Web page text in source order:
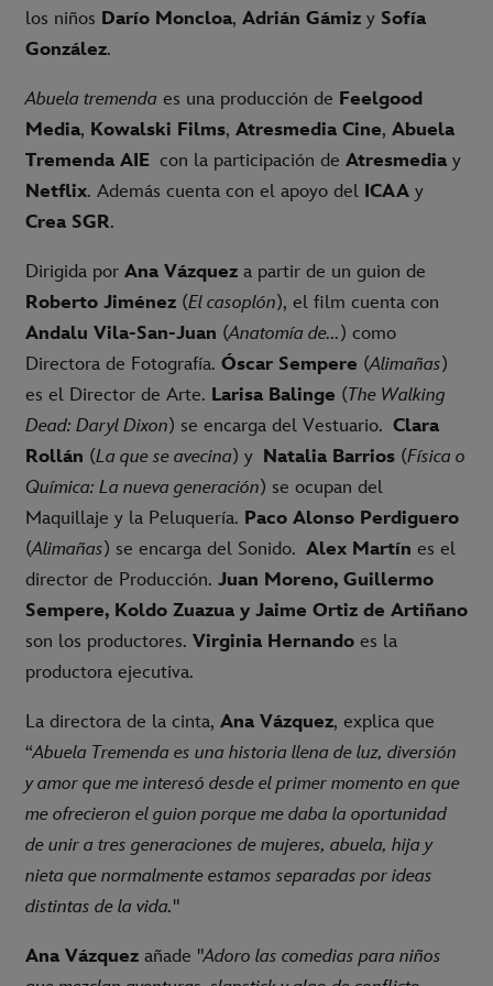
los niños Darío Moncloa, Adrián Gámiz y Sofía
González.
Abuela tremenda es una producción de Feelgood
Media, Kowalski Films, Atresmedia Cine, Abuela
Tremenda AIE con la participación de Atresmedia y
Netflix. Además cuenta con el apoyo del ICAA y
Crea SGR.
Dirigida por Ana Vázquez a partir de un guion de
Roberto Jiménez (El casoplón), el film cuenta con
Andalu Vila-San-Juan (Anatomía de...) como
Directora de Fotografía. Óscar Sempere (Alimañas)
es el Director de Arte. Larisa Balinge (The Walking
Dead: Daryl Dixon) se encarga del Vestuario. Clara
Rollán (La que se avecina) y Natalia Barrios (Física o
Química: La nueva generación) se ocupan del
Maquillaje y la Peluquería. Paco Alonso Perdiguero
(Alimañas) se encarga del Sonido. Alex Martín es el
director de Producción. Juan Moreno, Guillermo
Sempere, Koldo Zuazua y Jaime Ortiz de Artiñano
son los productores. Virginia Hernando es la
productora ejecutiva.
La directora de la cinta, Ana Vázquez, explica que
“Abuela Tremenda es una historia llena de luz, diversión
y amor que me interesó desde el primer momento en que
me ofrecieron el guion porque me daba la oportunidad
de unir a tres generaciones de mujeres, abuela, hija y
nieta que normalmente estamos separadas por ideas
distintas de la vida."
Ana Vázquez añade "Adoro las comedias para niños